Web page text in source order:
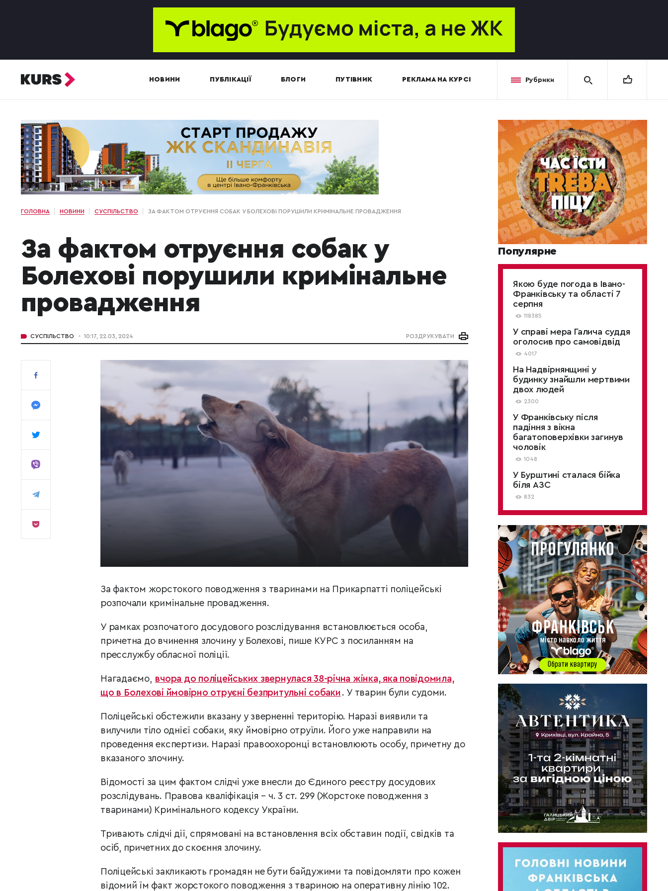
НОВИНИ ПУБЛІКАЦІЇ БЛОГИ ПУТІВНИК РЕКЛАМА НА КУРСІ Рубрики
ГОЛОВНА НОВИНИ СУСПІЛЬСТВО ЗА ФАКТОМ ОТРУЄННЯ СОБАК У БОЛЕХОВІ ПОРУШИЛИ КРИМІНАЛЬНЕ ПРОВАДЖЕННЯ
За фактом отруєння собак у
Болехові порушили кримінальне
провадження
СУСПІЛЬСТВО 10:17, 22.03, 2024 РОЗДРУКУВАТИ
За фактом жорстокого поводження з тваринами на Прикарпатті поліцейські
розпочали кримінальне провадження.
У рамках розпочатого досудового розслідування встановлюється особа,
причетна до вчинення злочину у Болехові, пише КУРС з посиланням на
пресслужбу обласної поліції.
Нагадаємо, вчора до поліцейських звернулася 38-річна жінка, яка повідомила,
що в Болехові ймовірно отруєні безпритульні собаки . У тварин були судоми.
Поліцейські обстежили вказану у зверненні територію. Наразі виявили та
вилучили тіло однієї собаки, яку ймовірно отруїли. Його уже направили на
проведення експертизи. Наразі правоохоронці встановлюють особу, причетну до
вказаного злочину.
Відомості за цим фактом слідчі уже внесли до Єдиного реєстру досудових
розслідувань. Правова кваліфікація – ч. 3 ст. 299 (Жорстоке поводження з
тваринами) Кримінального кодексу України.
Тривають слідчі дії, спрямовані на встановлення всіх обставин події, свідків та
осіб, причетних до скоєння злочину.
Поліцейські закликають громадян не бути байдужими та повідомляти про кожен
відомий їм факт жорстокого поводження з твариною на оперативну лінію 102.
Популярне
Якою буде погода в Івано-
Франківську та області 7
серпня
118385
У справі мера Галича суддя
оголосив про самовідвід
4017
На Надвірнянщині у
будинку знайшли мертвими
двох людей
2300
У Франківську після
падіння з вікна
багатоповерхівки загинув
чоловік
1048
У Бурштині сталася бійка
біля АЗС
832